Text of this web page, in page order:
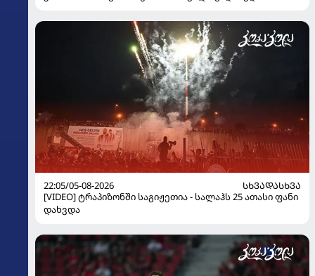
22:05/05-08-2026
ᲡᲮᲕᲐᲓᲐᲡᲮᲕᲐ
[VIDEO] ტრაპიზონში საგიჟეთია - სალაჰს 25 ათასი ფანი
დახვდა